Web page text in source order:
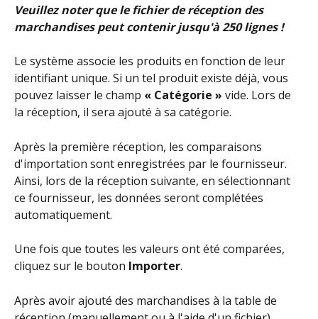
Veuillez noter que le fichier de réception des
marchandises peut contenir jusqu'à 250 lignes !
Le système associe les produits en fonction de leur
identifiant unique. Si un tel produit existe déjà, vous
pouvez laisser le champ « Catégorie » vide. Lors de
la réception, il sera ajouté à sa catégorie.
Après la première réception, les comparaisons
d'importation sont enregistrées par le fournisseur.
Ainsi, lors de la réception suivante, en sélectionnant
ce fournisseur, les données seront complétées
automatiquement.
Une fois que toutes les valeurs ont été comparées,
cliquez sur le bouton Importer.
Après avoir ajouté des marchandises à la table de